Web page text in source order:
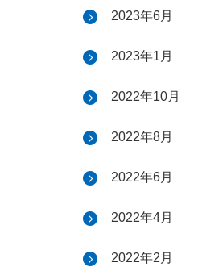
2023年6月
2023年1月
2022年10月
2022年8月
2022年6月
2022年4月
2022年2月